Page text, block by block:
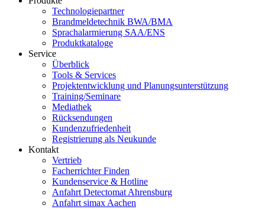
Technologiepartner
Brandmeldetechnik BWA/BMA
Sprachalarmierung SAA/ENS
Produktkataloge
Service
Überblick
Tools & Services
Projektentwicklung und Planungsunterstützung
Training/Seminare
Mediathek
Rücksendungen
Kundenzufriedenheit
Registrierung als Neukunde
Kontakt
Vertrieb
Facherrichter Finden
Kundenservice & Hotline
Anfahrt Detectomat Ahrensburg
Anfahrt simax Aachen